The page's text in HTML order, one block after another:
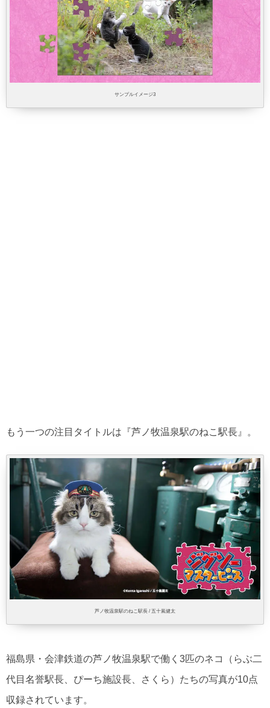
サンプルイメージ3
もう一つの注目タイトルは『芦ノ牧温泉駅のねこ駅長』。
芦ノ牧温泉駅のねこ駅長 / 五十嵐健太
福島県・会津鉄道の芦ノ牧温泉駅で働く3匹のネコ（らぶ二
代目名誉駅長、ぴーち施設長、さくら）たちの写真が10点
収録されています。